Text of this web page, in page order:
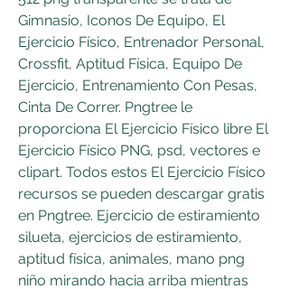
Gimnasio, Iconos De Equipo, El
Ejercicio Físico, Entrenador Personal,
Crossfit, Aptitud Física, Equipo De
Ejercicio, Entrenamiento Con Pesas,
Cinta De Correr. Pngtree le
proporciona El Ejercicio Físico libre El
Ejercicio Físico PNG, psd, vectores e
clipart. Todos estos El Ejercicio Físico
recursos se pueden descargar gratis
en Pngtree. Ejercicio de estiramiento
silueta, ejercicios de estiramiento,
aptitud física, animales, mano png
niño mirando hacia arriba mientras